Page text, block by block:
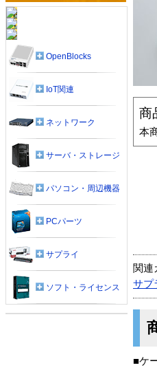
商
本
関連
サプ
■ケ
OpenBlocks
IoT関連
ネットワーク
サーバ・ストレージ
パソコン・周辺機器
PCパーツ
サプライ
ソフト・ライセンス